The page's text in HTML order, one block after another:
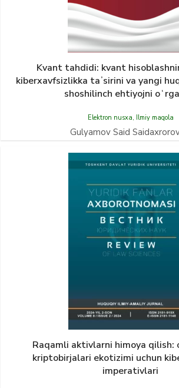
Kvant tahdidi: kvant
kiberxavfsizlikka taʼsirini va yangi
shoshilinch ehtiyojni
Elektron nusxa, Ilmiy maqola
Gulyamov Said
Raqamli aktivlarni himoya qilish:
kriptobirjalari ekotizimi uchun
imperativlari